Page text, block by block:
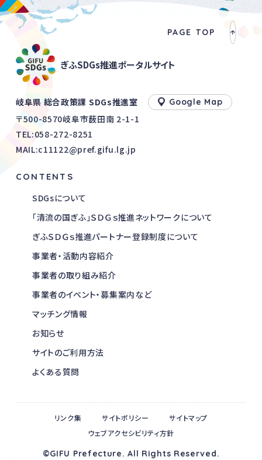
PAGE TOP
ぎふSDGs推進ポータルサイト
岐阜県 総合政策課 SDGs推進室 Google Map
〒500-8570岐阜市薮田南 2-1-1
TEL:058-272-8251
MAIL:c11122@pref.gifu.lg.jp
CONTENTS
SDGsについて
「清流の国ぎふ」ＳＤＧｓ推進ネットワークについて
ぎふＳＤＧｓ推進パートナー登録制度について
事業者・活動内容紹介
事業者の取り組み紹介
事業者のイベント・募集案内など
マッチング情報
お知らせ
サイトのご利用方法
よくある質問
©GIFU Prefecture. All Rights Reserved.
リンク集 サイトポリシー
サイトマップ
ウェブアクセシビリティ方針